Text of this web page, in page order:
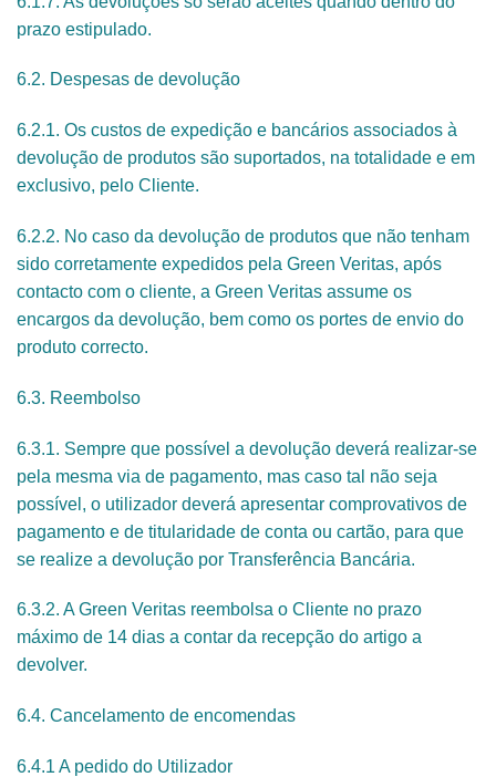
prazo estipulado.
6.2. Despesas de devolução
6.2.1. Os custos de expedição e bancários associados à
devolução de produtos são suportados, na totalidade e em
exclusivo, pelo Cliente.
6.2.2. No caso da devolução de produtos que não tenham
sido corretamente expedidos pela Green Veritas, após
contacto com o cliente, a Green Veritas assume os
encargos da devolução, bem como os portes de envio do
produto correcto.
6.3. Reembolso
6.3.1. Sempre que possível a devolução deverá realizar-se
pela mesma via de pagamento, mas caso tal não seja
possível, o utilizador deverá apresentar comprovativos de
pagamento e de titularidade de conta ou cartão, para que
se realize a devolução por Transferência Bancária.
6.3.2. A Green Veritas reembolsa o Cliente no prazo
máximo de 14 dias a contar da recepção do artigo a
devolver.
6.4. Cancelamento de encomendas
6.4.1 A pedido do Utilizador